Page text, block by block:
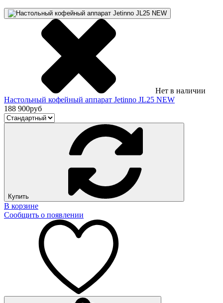
Нет в наличии
Настольный кофейный аппарат Jetinno JL25 NEW
188 900руб
Купить
В корзине
Сообщить о появлении